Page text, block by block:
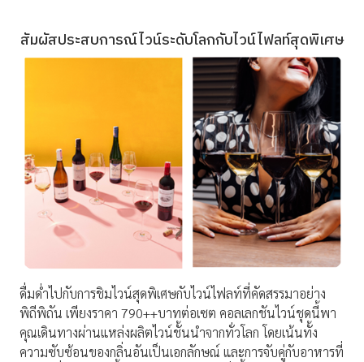
สัมผัสประสบการณ์ไวน์ระดับโลกกับไวน์ไฟลท์สุดพิเศษ
ดื่มด่ำไปกับการชิมไวน์สุดพิเศษกับไวน์ไฟลท์ที่คัดสรรมาอย่าง
พิถีพิถัน เพียงราคา 790++บาทต่อเซต คอลเลกชันไวน์ชุดนี้พา
คุณเดินทางผ่านแหล่งผลิตไวน์ชั้นนำจากทั่วโลก โดยเน้นทั้ง
ความซับซ้อนของกลิ่นอันเป็นเอกลักษณ์ และการจับคู่กับอาหารที่